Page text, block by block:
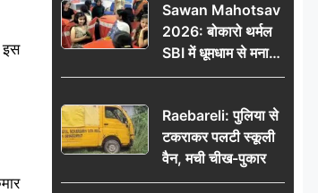
इस
आंदोलन को लेकर
सरकार पर हमला
Sawan Mahotsav
2026: बोकारो थर्मल
SBI में धूमधाम से मना
सावन महोत्सव
Raebareli: पुलिया से
टकराकर पलटी स्कूली
वैन, मची चीख-पुकार